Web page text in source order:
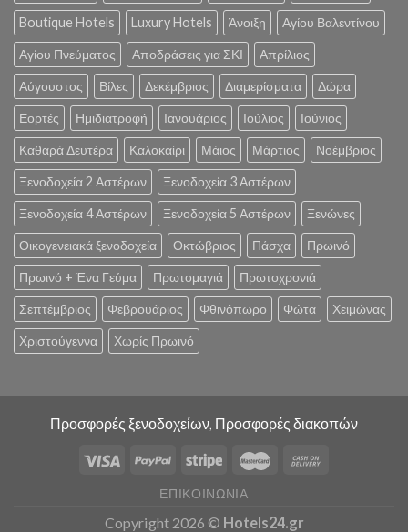
Boutique Hotels Luxury Hotels Άνοιξη Αγίου Βαλεντίνου
Αγίου Πνεύματος Αποδράσεις για ΣΚΙ Απρίλιος
Αύγουστος Βίλες Δεκέμβριος Διαμερίσματα Δώρα
Εορτές Ημιδιατροφή Ιανουάριος Ιούλιος Ιούνιος
Καθαρά Δευτέρα Καλοκαίρι Μάιος Μάρτιος Νοέμβριος
Ξενοδοχεία 2 Αστέρων Ξενοδοχεία 3 Αστέρων
Ξενοδοχεία 4 Αστέρων Ξενοδοχεία 5 Αστέρων Ξενώνες
Οικογενειακά ξενοδοχεία Οκτώβριος Πάσχα Πρωινό
Πρωινό + Ένα Γεύμα Πρωτομαγιά Πρωτοχρονιά
Σεπτέμβριος Φεβρουάριος Φθινόπωρο Φώτα Χειμώνας
Χριστούγεννα Χωρίς Πρωινό
Προσφορές ξενοδοχείων, Προσφορές διακοπών
ΕΠΙΚΟΙΝΩΝΊΑ
Copyright 2026 © Hotels24.gr